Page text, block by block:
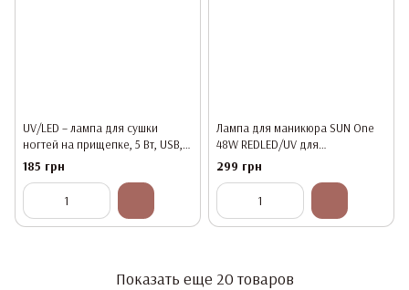
UV/LED – лампа для сушки
ногтей на прищепке, 5 Вт, USB,
Черная
185 грн
Лампа для маникюра SUN One
48W REDLED/UV для
полимеризации
299 грн
Показать еще 20 товаров